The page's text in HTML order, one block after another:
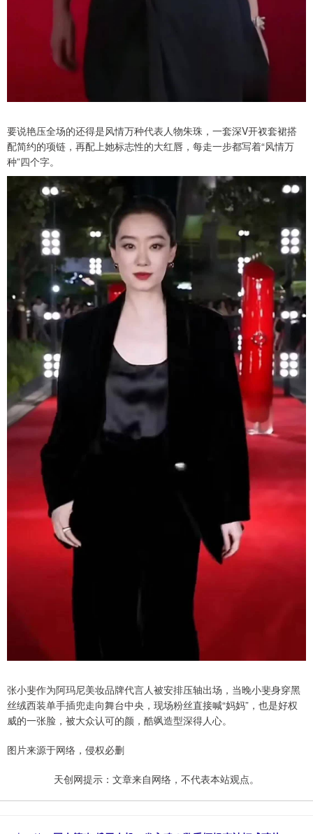
要说艳压全场的还得是风情万种代表人物朱珠，一套深V开衩套裙搭
配简约的项链，再配上她标志性的大红唇，每走一步都写着“风情万
种”四个字。
张小斐作为阿玛尼美妆品牌代言人被安排压轴出场，当晚小斐身穿黑
丝绒西装单手插兜走向舞台中央，现场粉丝直接喊“妈妈”，也是好权
威的一张脸，被大众认可的颜，酷飒造型深得人心。
图片来源于网络，侵权必删
天创网提示：文章来自网络，不代表本站观点。